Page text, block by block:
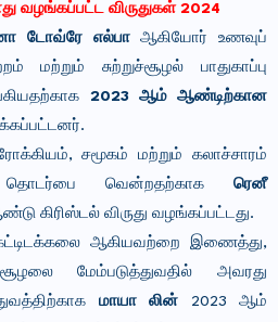
வழங்கப்பட்ட விருதுகள் 2024
டோவ்ரே எல்பாஆகியோர் உணவுப்
மற்றும் சுற்றுச்சூழல் பாதுகாப்பு
2023 ஆம் ஆண்டிற்கான
சமூகம் மற்றும் கலாச்சாரம்
வென்றதற்காக ரெனீ
கிரிஸ்டல் விருது வழங்கப்பட்டது.
ஆகியவற்றை இணைத்து,
மேம்படுத்துவதில் அவரது
மாயா லின் 2023 ஆம்